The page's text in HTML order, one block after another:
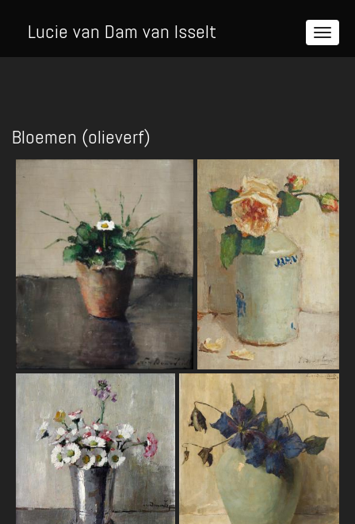
Lucie van Dam van Isselt
Bloemen (olieverf)